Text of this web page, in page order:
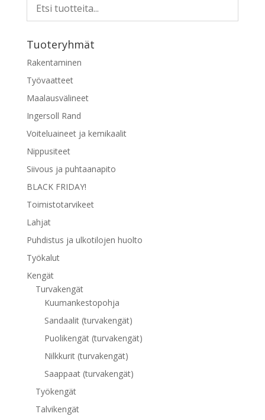
muunnelma.
Voit
valinnat
tuotteen
Tuoteryhmät
Rakentaminen
Työvaatteet
Maalausvälineet
Ingersoll Rand
Voiteluaineet ja kemikaalit
Nippusiteet
Siivous ja puhtaanapito
BLACK FRIDAY!
Toimistotarvikeet
Lahjat
Puhdistus ja ulkotilojen huolto
Työkalut
Kengät
Turvakengät
Kuumankestopohja
Sandaalit (turvakengät)
Puolikengät (turvakengät)
Nilkkurit (turvakengät)
Saappaat (turvakengät)
Työkengät
Talvikengät